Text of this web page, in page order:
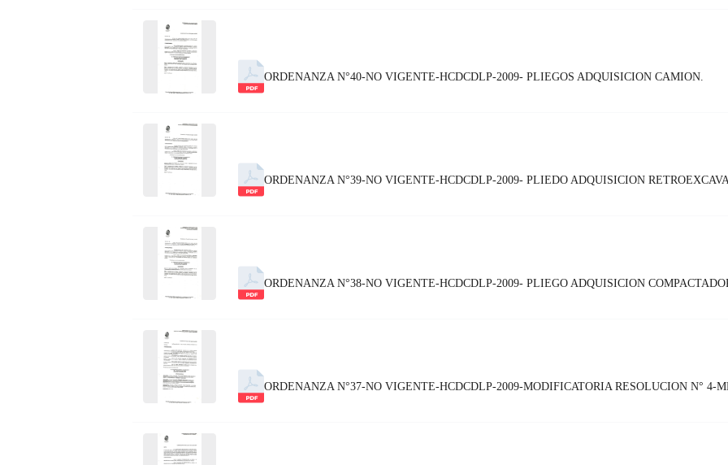
ORDENANZA N°40-NO VIGENTE-HCDCDLP-2009- PLIEGOS ADQUISICION CAMION.
ORDENANZA N°39-NO VIGENTE-HCDCDLP-2009- PLIEDO ADQUISICION
ORDENANZA N°38-NO VIGENTE-HCDCDLP-2009- PLIEGO ADQUISICION
ORDENANZA N°37-NO VIGENTE-HCDCDLP-2009-MODIFICATORIA RESOLUCION N° 4-